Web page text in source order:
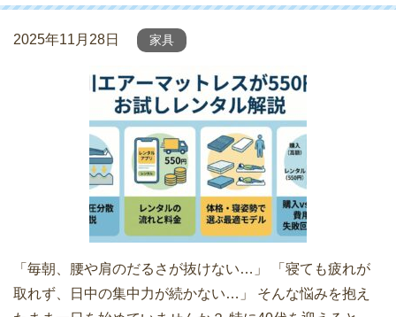
2025年11月28日 家具
「毎朝、腰や肩のだるさが抜けない…」 「寝ても疲れが
取れず、日中の集中力が続かない…」 そんな悩みを抱え